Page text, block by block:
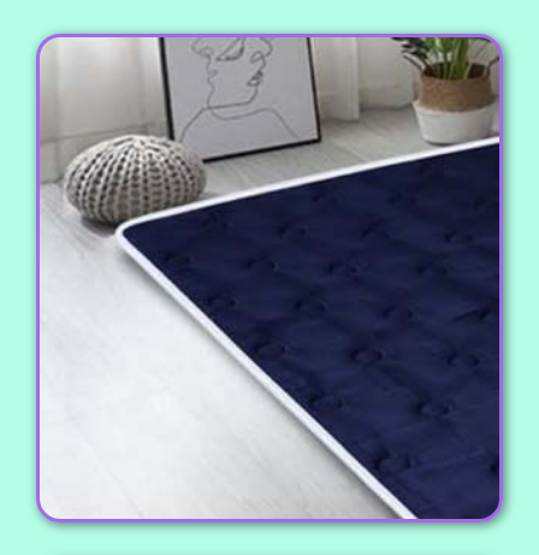
تشک مهمان
انواع تشک مهمان یا مسافرتی تک و دونفره با
مشخصات، درجه کیفی و قیمت های مختلف، مناسب
برای بازار داخلی و صادراتی.
مشاهده محصول